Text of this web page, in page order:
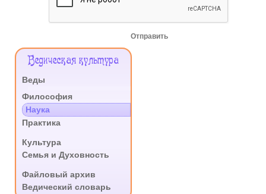
Отправить
Меню
Ведическая культура
Веды
Философия
Наука
Практика
Культура
Семья и Духовность
Файловый архив
Ведический словарь